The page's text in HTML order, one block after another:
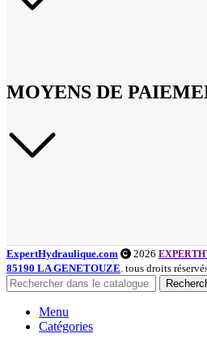
MOYENS DE
ExpertHydraulique.com 2026
85190 LA GENETOUZE. tous droits
Menu
Catégories